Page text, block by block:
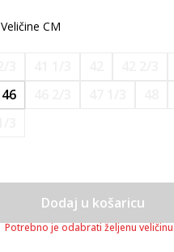
Veličine CM
46
Dodaj u košaricu
Potrebno je odabrati željenu veličinu